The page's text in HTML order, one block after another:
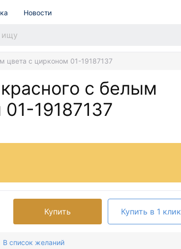
Новости
цвета с цирконом 01-19187137
с белым
01-19187137
Купить Купить в 1 клик
В список желаний